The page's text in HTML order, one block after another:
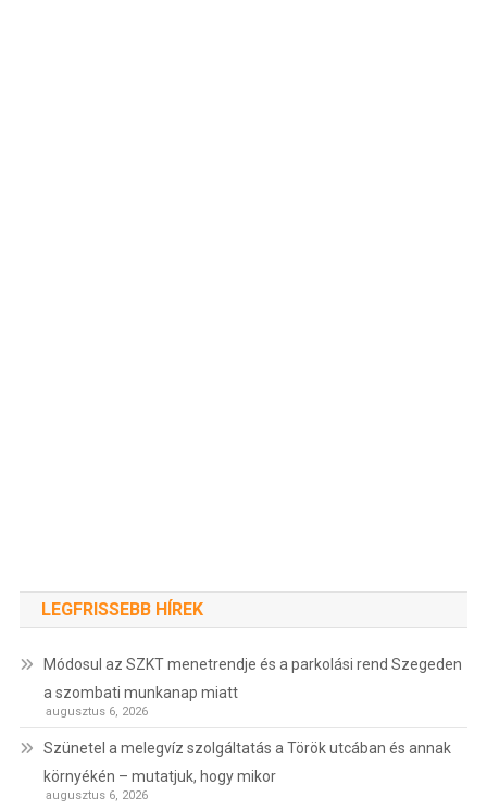
LEGFRISSEBB HÍREK
Módosul az SZKT menetrendje és a parkolási rend Szegeden
a szombati munkanap miatt
augusztus 6, 2026
Szünetel a melegvíz szolgáltatás a Török utcában és annak
környékén – mutatjuk, hogy mikor
augusztus 6, 2026